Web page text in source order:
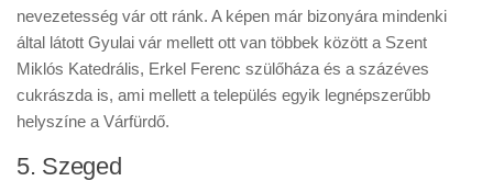
nevezetesség vár ott ránk. A képen már bizonyára mindenki
által látott Gyulai vár mellett ott van többek között a Szent
Miklós Katedrális, Erkel Ferenc szülőháza és a százéves
cukrászda is, ami mellett a település egyik legnépszerűbb
helyszíne a Várfürdő.
5. Szeged